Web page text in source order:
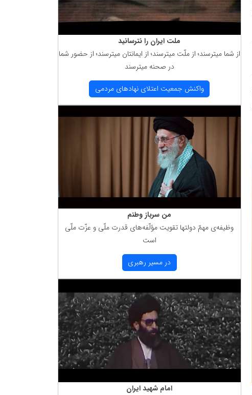
ملت ایران را نترسانید
از شما میترسند؛ از ملّت میترسند؛ از ایمانتان میترسند؛ از حضور شما
در صحنه میترسند
واكنش جمعیت اعتلای نهادهای مردمی
من سرباز وطنم
وظیفه‌ی مهمّ دولتها تقویت مؤلّفه‌های قدرت ملّی و عزّت ملّی
است
در مسیر رهبری
امام شهید ایران